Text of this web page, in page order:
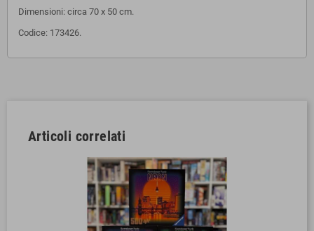
Dimensioni: circa 70 x 50 cm.
Codice: 173426.
Articoli correlati